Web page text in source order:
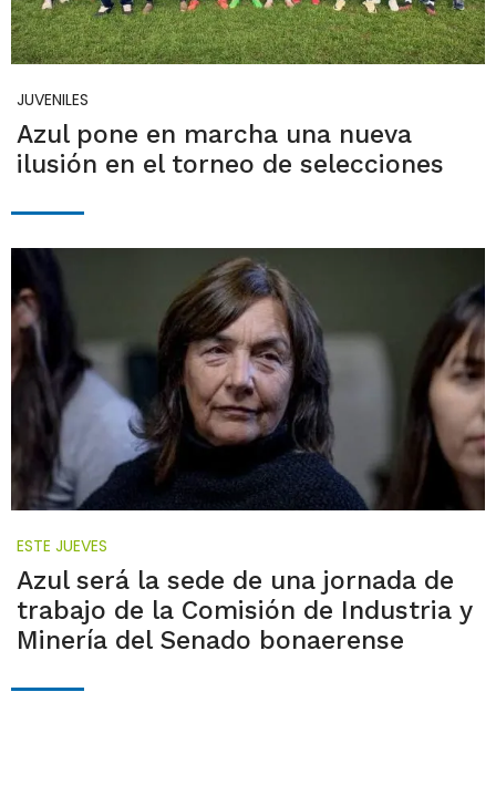
JUVENILES
Azul pone en marcha una nueva
ilusión en el torneo de selecciones
ESTE JUEVES
Azul será la sede de una jornada de
trabajo de la Comisión de Industria y
Minería del Senado bonaerense